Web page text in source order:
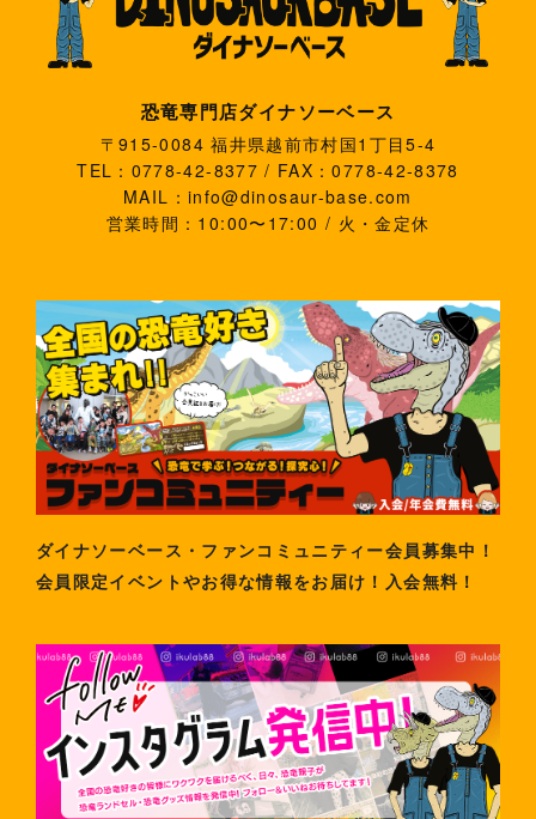
恐竜専門店ダイナソーベース
〒915-0084 福井県越前市村国1丁目5-4
TEL：0778-42-8377 / FAX：0778-42-8378
MAIL：info@dinosaur-base.com
営業時間：10:00〜17:00 / 火・金定休
ダイナソーベース・ファンコミュニティー会員募集中！
会員限定イベントやお得な情報をお届け！入会無料！